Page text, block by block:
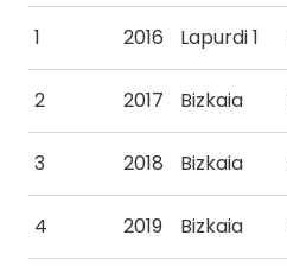
1 2016 Lapurdi 1
2 2017 Bizkaia
3 2018 Bizkaia
4 2019 Bizkaia